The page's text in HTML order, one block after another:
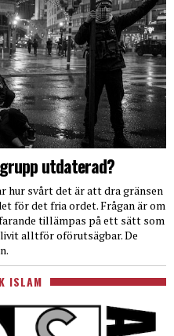
utdaterad?
hur svårt det är att dra gränsen
för det fria ordet. Frågan är om
tillämpas på ett sätt som
alltför oförutsägbar. De
ISLAM